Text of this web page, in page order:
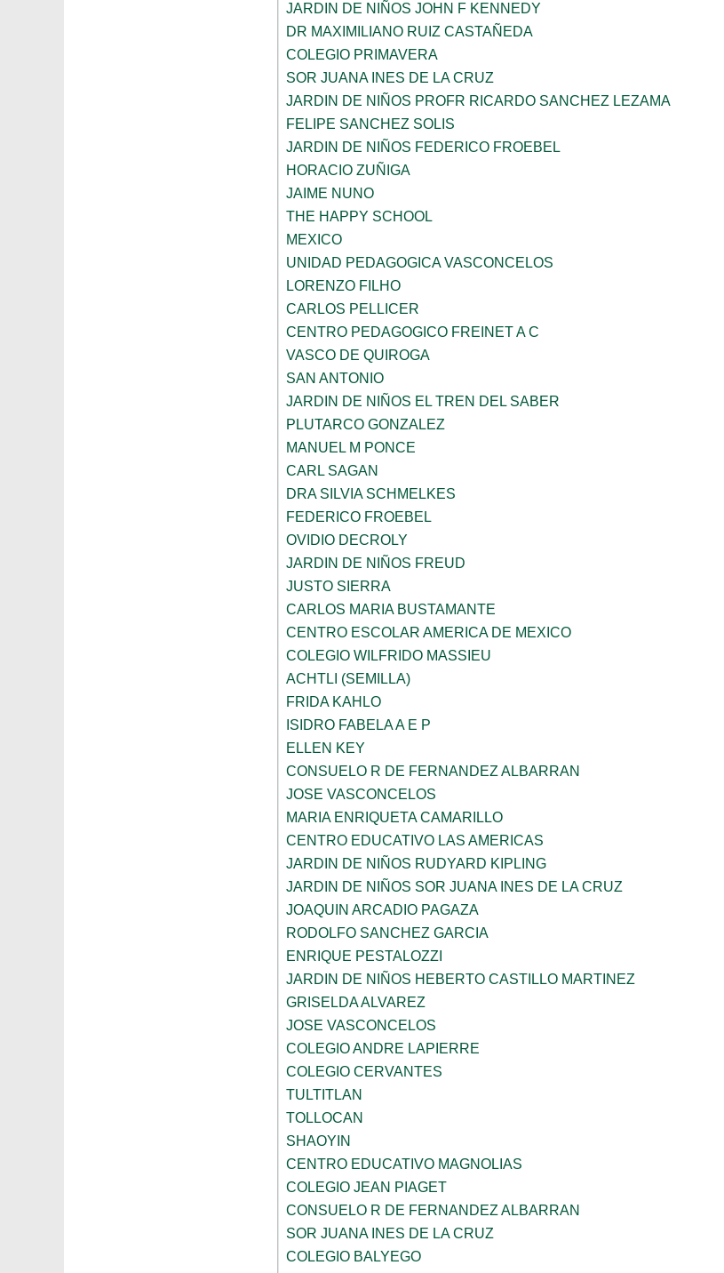
JARDIN DE NIÑOS JOHN F KENNEDY
DR MAXIMILIANO RUIZ CASTAÑEDA
COLEGIO PRIMAVERA
SOR JUANA INES DE LA CRUZ
JARDIN DE NIÑOS PROFR RICARDO SANCHEZ LEZAMA
FELIPE SANCHEZ SOLIS
JARDIN DE NIÑOS FEDERICO FROEBEL
HORACIO ZUÑIGA
JAIME NUNO
THE HAPPY SCHOOL
MEXICO
UNIDAD PEDAGOGICA VASCONCELOS
LORENZO FILHO
CARLOS PELLICER
CENTRO PEDAGOGICO FREINET A C
VASCO DE QUIROGA
SAN ANTONIO
JARDIN DE NIÑOS EL TREN DEL SABER
PLUTARCO GONZALEZ
MANUEL M PONCE
CARL SAGAN
DRA SILVIA SCHMELKES
FEDERICO FROEBEL
OVIDIO DECROLY
JARDIN DE NIÑOS FREUD
JUSTO SIERRA
CARLOS MARIA BUSTAMANTE
CENTRO ESCOLAR AMERICA DE MEXICO
COLEGIO WILFRIDO MASSIEU
ACHTLI (SEMILLA)
FRIDA KAHLO
ISIDRO FABELA A E P
ELLEN KEY
CONSUELO R DE FERNANDEZ ALBARRAN
JOSE VASCONCELOS
MARIA ENRIQUETA CAMARILLO
CENTRO EDUCATIVO LAS AMERICAS
JARDIN DE NIÑOS RUDYARD KIPLING
JARDIN DE NIÑOS SOR JUANA INES DE LA CRUZ
JOAQUIN ARCADIO PAGAZA
RODOLFO SANCHEZ GARCIA
ENRIQUE PESTALOZZI
JARDIN DE NIÑOS HEBERTO CASTILLO MARTINEZ
GRISELDA ALVAREZ
JOSE VASCONCELOS
COLEGIO ANDRE LAPIERRE
COLEGIO CERVANTES
TULTITLAN
TOLLOCAN
SHAOYIN
CENTRO EDUCATIVO MAGNOLIAS
COLEGIO JEAN PIAGET
CONSUELO R DE FERNANDEZ ALBARRAN
SOR JUANA INES DE LA CRUZ
COLEGIO BALYEGO